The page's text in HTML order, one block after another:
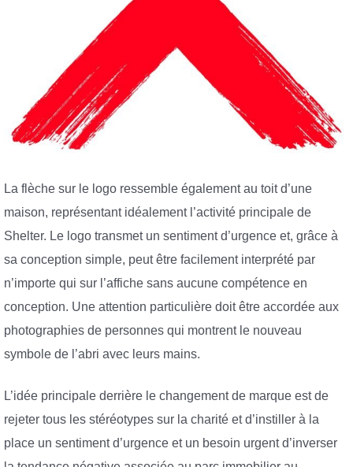
La flèche sur le logo ressemble également au toit d’une
maison, représentant idéalement l’activité principale de
Shelter. Le logo transmet un sentiment d’urgence et, grâce à
sa conception simple, peut être facilement interprété par
n’importe qui sur l’affiche sans aucune compétence en
conception. Une attention particulière doit être accordée aux
photographies de personnes qui montrent le nouveau
symbole de l’abri avec leurs mains.
L’idée principale derrière le changement de marque est de
rejeter tous les stéréotypes sur la charité et d’instiller à la
place un sentiment d’urgence et un besoin urgent d’inverser